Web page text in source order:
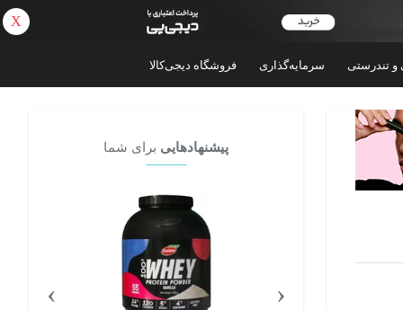
و تندرستی سرمایه‌گذاری فروشگاه دیجی‌کالا
پیشنهادهایی برای شما
‹
›
X